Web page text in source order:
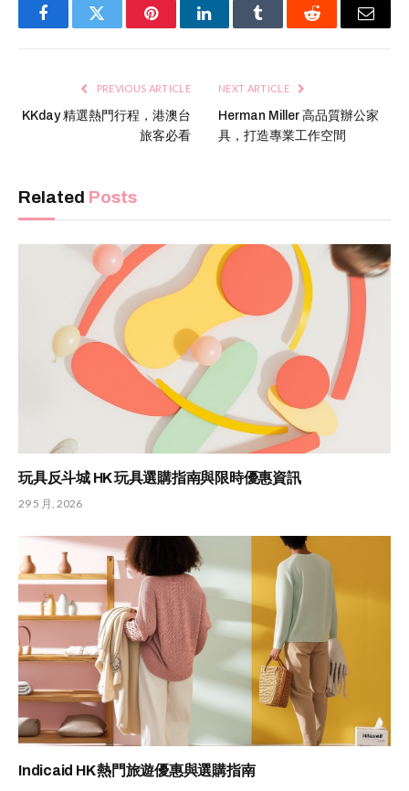
FacebookTwitter PinterestLinkedInTumblr Reddit Email
PREVIOUS ARTICLE
KKday 精選熱門行程，港澳台
旅客必看
NEXT ARTICLE
Herman Miller 高品質辦公家
具，打造專業工作空間
Related Posts
玩具反斗城 HK 玩具選購指南與限時優惠資訊
29 5 月, 2026
Indicaid HK 熱門旅遊優惠與選購指南